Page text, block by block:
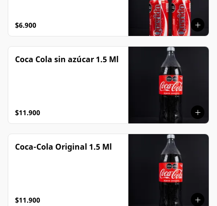
$6.900
Coca Cola sin azúcar 1.5 Ml
$11.900
Coca-Cola Original 1.5 Ml
$11.900